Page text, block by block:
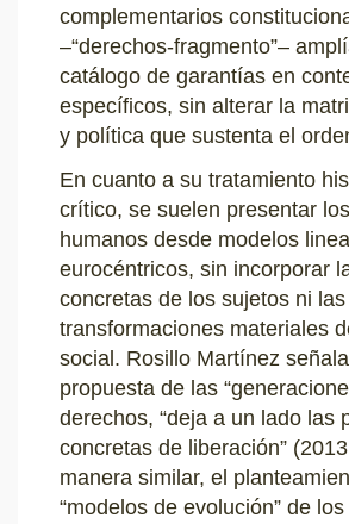
complementarios
–“derechos-fragmento”–
catálogo de garantías en
específicos, sin alterar la
y política que sustenta el
En cuanto a su tratamiento
crítico, se suelen presentar
humanos desde modelos
eurocéntricos, sin incorporar
concretas de los sujetos ni las
transformaciones materiales
social. Rosillo Martínez
propuesta de las
derechos, “deja a un lado las
concretas de liberación”
manera similar, el
“modelos de evolución” de